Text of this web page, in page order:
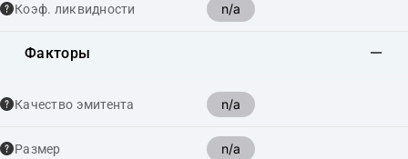
Коэф. ликвидности n/a
Факторы
Качество эмитента n/a
Размер n/a